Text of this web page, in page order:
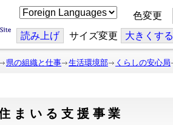
こ
の
ジ
を
翻
色変更
読み上げ サイズ変更 大きくする
県の組織と仕事 生活環境部 くらしの安心局
まいる支援事業